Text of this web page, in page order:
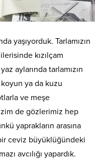
yaşıyorduk. Tarlamızın
kızılçam
aylarında tarlamızın
ya da kuzu
ve meşe
de gözlerimiz hep
yaprakların arasına
ceviz büyüklüğündeki
avcılığı yapardık.